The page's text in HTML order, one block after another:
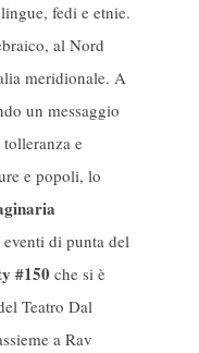
fedi e etnie.
al Nord
meridionale. A
un messaggio
e
e popoli, lo
di punta del
#150 che si è
Teatro Dal
a Rav